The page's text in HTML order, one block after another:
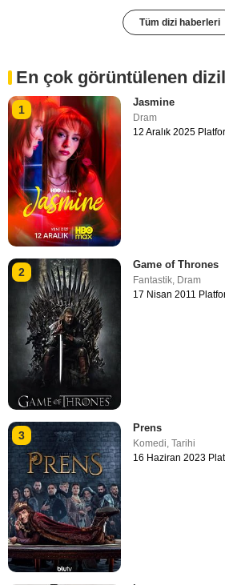
Tüm dizi haberleri
En çok görüntülenen
1
Jasmine
Dram
12 Aralık 2025
2
Game of Thrones
Fantastik, Dram
17 Nisan 2011
3
Prens
Komedi ,Tarihi
16 Haziran 2023